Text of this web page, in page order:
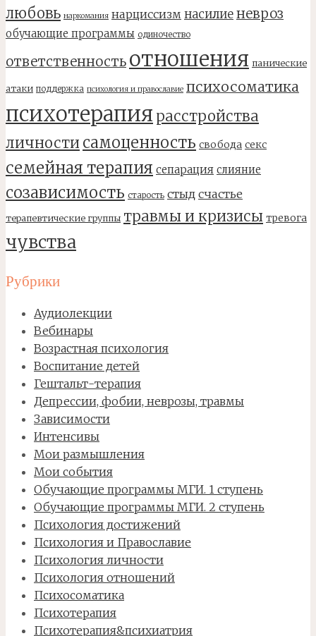
любовь наркомания нарциссизм насилиеневроз
обучающие программы одиночество
ответственность отношения панические
атаки поддержка психология и православие психосоматика
психотерапия расстройства
личности самоценность свобода секс
семейная терапия сепарация слияние
созависимость старость стыд счастье
терапевтические группы травмы и кризисы тревога
чувства
Рубрики
Аудиолекции
Вебинары
Возрастная психология
Воспитание детей
Гештальт-терапия
Депрессии, фобии, неврозы, травмы
Зависимости
Интенсивы
Мои размышления
Мои события
Обучающие программы МГИ. 1 ступень
Обучающие программы МГИ. 2 ступень
Психология достижений
Психология и Православие
Психология личности
Психология отношений
Психосоматика
Психотерапия
Психотерапия&психиатрия